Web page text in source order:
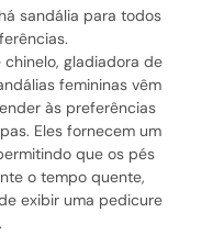
sandália para todos
gladiadora de
femininas vêm
às preferências
Eles fornecem um
que os pés
o tempo quente,
exibir uma pedicure